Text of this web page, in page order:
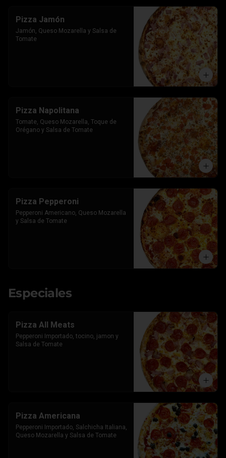
Pizza Jamón
Jamón, Queso Mozarella y Salsa de
Tomate
Pizza Napolitana
Tomate, Queso Mozarella, Toque de
Orégano y Salsa de Tomate
Pizza Pepperoni
Pepperoni Americano, Queso Mozarella
y Salsa de Tomate
Especiales
Pizza All Meats
Pepperoni Importado, tocino, jamon y
Salsa de Tomate
Pizza Americana
Pepperoni Importado, Salchicha Italiana,
Queso Mozarella y Salsa de Tomate